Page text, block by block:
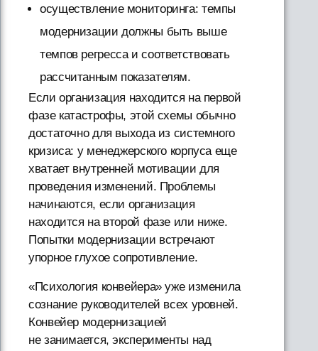
осуществление мониторинга: темпы
модернизации должны быть выше
темпов регресса и соответствовать
рассчитанным показателям.
Если организация находится на первой
фазе катастрофы, этой схемы обычно
достаточно для выхода из системного
кризиса: у менеджерского корпуса еще
хватает внутренней мотивации для
проведения изменений. Проблемы
начинаются, если организация
находится на второй фазе или ниже.
Попытки модернизации встречают
упорное глухое сопротивление.
«Психология конвейера» уже изменила
сознание руководителей всех уровней.
Конвейер модернизацией
не занимается, эксперименты над